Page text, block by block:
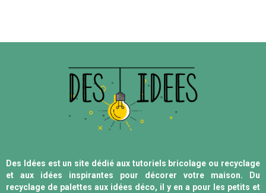
Des Idées est un site dédié aux tutoriels bricolage ou recyclage
et aux idées inspirantes pour décorer votre maison. Du
recyclage de palettes aux idées déco, il y en a pour les petits et